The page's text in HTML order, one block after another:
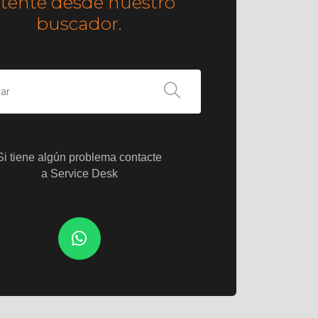
buscador.
tiene algún problema contacte
a Service Desk